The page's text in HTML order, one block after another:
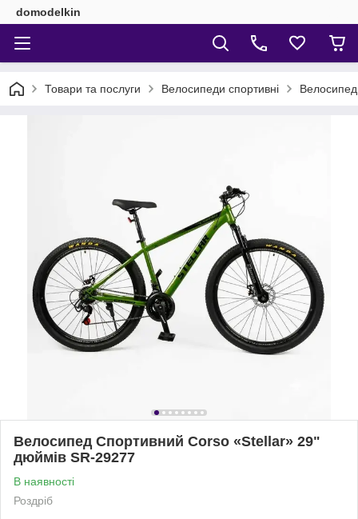
domodelkin
Товари та послуги Велосипеди спортивні
Велоcипед Спортивний Corso «Stellar» 29"
дюймів SR-29277
В наявності
Роздріб